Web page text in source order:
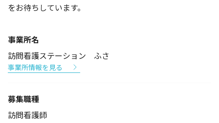
をお待ちしています。
事業所名
訪問看護ステーション ふさ
事業所情報を見る
募集職種
訪問看護師